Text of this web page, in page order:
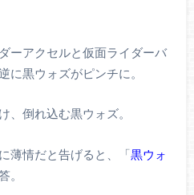
ーアクセルと仮面ライダーバ
に黒ウォズがピンチに。
、倒れ込む黒ウォズ。
薄情だと告げると、「黒ウォ
。